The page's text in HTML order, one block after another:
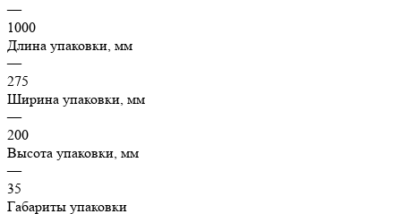
—
1000
Длина упаковки, мм
—
275
Ширина упаковки, мм
—
200
Высота упаковки, мм
—
35
Габариты упаковки